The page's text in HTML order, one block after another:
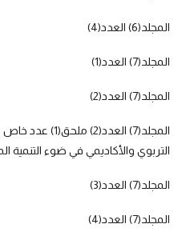
المجلد(6) العدد(4)
المجلد(7) العدد(1)
المجلد(7) العدد(2)
المجلد(7)
التربوي والأكاديمي في ضوء التنمية
المجلد(7) العدد(3)
المجلد(7) العدد(4)